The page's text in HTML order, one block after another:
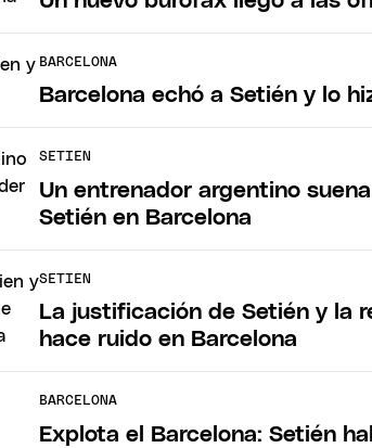
BARCELONA
Barcelona echó a Setién y lo
SETIEN
Un entrenador argentino
Setién en Barcelona
SETIEN
La justificación de Setién y la
hace ruido en Barcelona
BARCELONA
Explota el Barcelona: Setién